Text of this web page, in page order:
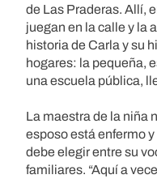
de Las Praderas. Allí,
juegan en la calle y la
historia de Carla y su
hogares: la pequeña,
una escuela pública,
La maestra de la niña
esposo está enfermo
debe elegir entre su
familiares. “Aquí a